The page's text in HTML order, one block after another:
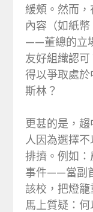
緩頰。然而
內容（如紙
——董總的立
友好組織認可
得以爭取處
斯林？
更甚的是，
人因為選擇
排擠。例如
事件——當副
該校，把燈
馬上質疑：